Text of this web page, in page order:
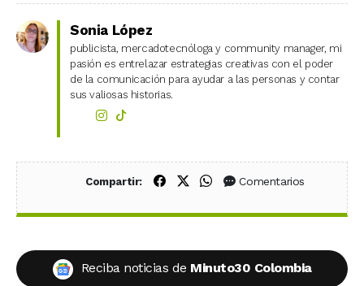
Sonia López
publicista, mercadotecnóloga y community manager, mi
pasión es entrelazar estrategias creativas con el poder
de la comunicación para ayudar a las personas y contar
sus valiosas historias.
Compartir: Compartir en Facebook
Compartir en X (Twitter)
Compartir en WhatsApp
Comentarios
Reciba noticias de Minuto30 Colombia